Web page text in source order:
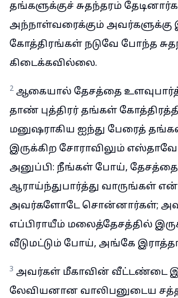
தங்களுக்குச் சுதந்தரம்
அந்நாள்வரைக்கும்
கோத்திரங்கள் நடுவே போந்த
கிடைக்கவில்லை.
2 ஆகையால் தேசத்தை
தாண் புத்திரர் தங்கள்
மனுஷராகிய ஐந்து பேரைத்
இருக்கிற சோராவிலும்
அனுப்பி: நீங்கள் போய், தேசத்தை
ஆராய்ந்துபார்த்து வாருங்கள்
அவர்களோடே சொன்னார்கள்;
எப்பிராயீம் மலைத்தேசத்தில்
வீடுமட்டும் போய், அங்கே
3 அவர்கள் மீகாவின் வீட்டண்டை
லேவியனான வாலிபனுடைய